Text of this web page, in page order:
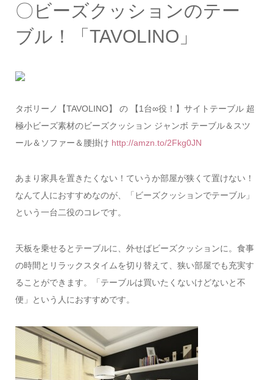
〇ビーズクッションのテー
ブル！「TAVOLINO」
タボリーノ【TAVOLINO】 の 【1台∞役！】サイトテーブル 超
極小ビーズ素材のビーズクッション ジャンボ テーブル＆スツ
ール＆ソファー＆腰掛け http://amzn.to/2Fkg0JN
あまり家具を置きたくない！ていうか部屋が狭くて置けない！
なんて人におすすめなのが、「ビーズクッションでテーブル」
という一台二役のコレです。
天板を乗せるとテーブルに、外せばビーズクッションに。食事
の時間とリラックスタイムを切り替えて、狭い部屋でも充実す
ることができます。「テーブルは買いたくないけどないと不
便」という人におすすめです。